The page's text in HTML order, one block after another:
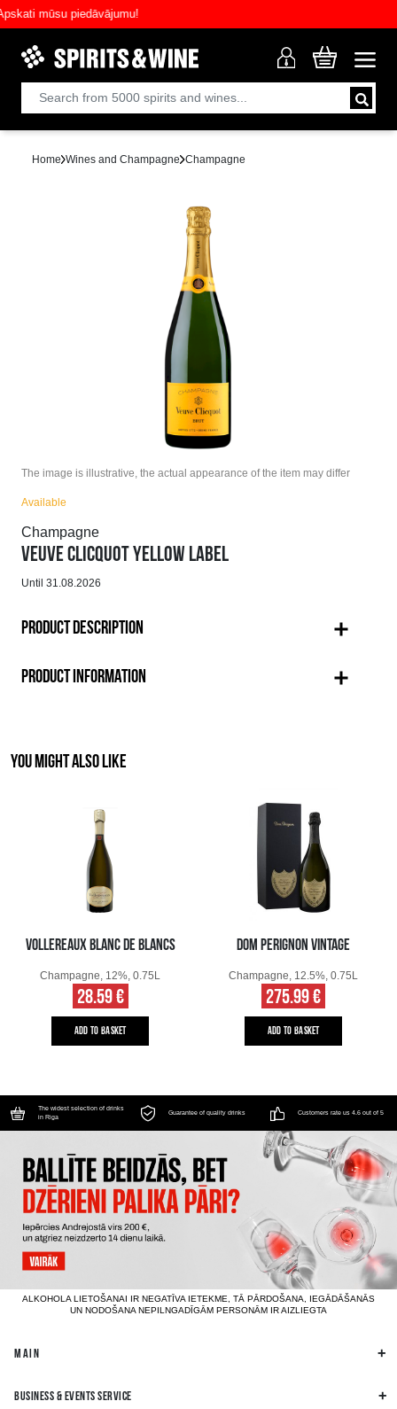
mūsu piedāvājumu!
Home Wines and Champagne Champagne
The image is illustrative, the actual appearance of the item may differ
Available
Champagne
VEUVE CLICQUOT YELLOW LABEL
Until 31.08.2026
PRODUCT DESCRIPTION
PRODUCT INFORMATION
YOU MIGHT ALSO LIKE
VOLLEREAUX BLANC DE BLANCS
Champagne, 12%, 0.75L
28.59 €
ADD TO BASKET
DOM PERIGNON VINTAGE
Champagne, 12.5%, 0.75L
275.99 €
ADD TO BASKET
The widest selection of drinks
in Riga
Guarantee of quality drinks Customers rate us 4.6 out of 5
ALKOHOLA LIETOŠANAI IR NEGATĪVA IETEKME, TĀ PĀRDOŠANA, IEGĀDĀŠANĀS
UN NODOŠANA NEPILNGADĪGĀM PERSONĀM IR AIZLIEGTA
MAIN
BUSINESS & EVENTS SERVICE